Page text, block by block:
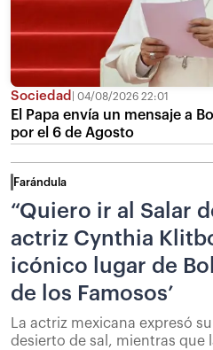
Sociedad 04/08/2026 22:01
El Papa envía un mensaje a
por el 6 de Agosto
Farándula
“Quiero ir al Salar
actriz Cynthia
icónico lugar de
de los Famosos’
La actriz mexicana expresó
desierto de sal, mientras que